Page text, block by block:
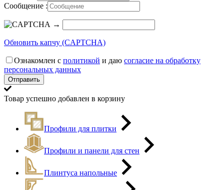
Сообщение :
→
Обновить капчу (CAPTCHA)
Ознакомлен с политикой и даю согласие на обработку
персональных данных
Товар успешно добавлен в корзину
Профили для плитки
Профили и панели для стен
Плинтуса напольные